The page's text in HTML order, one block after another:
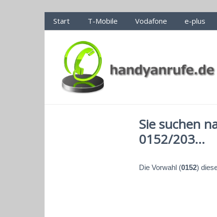
Handyanrufe.de Nummerncheck
Start T-Mobile Vodafone e-plus
Sie suchen
0152/203...
Die Vorwahl (0152)